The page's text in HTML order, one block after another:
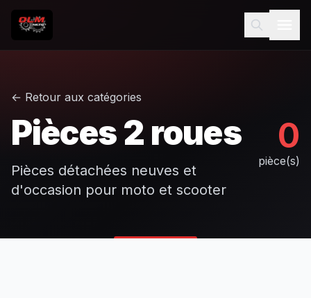
← Retour aux catégories
Pièces 2 roues
Pièces détachées neuves et
d'occasion pour moto et scooter
0
pièce(s)